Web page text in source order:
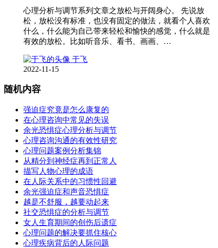
心理分析与调节系列文章之放松与开阔身心。 先说放
松，放松没有标准，也没有固定的做法，就看个人喜欢
什么，什么能为自己带来轻松和愉快的感觉，什么就是
有效的放松。比如听音乐、看书、画画、…
于飞
2022-11-15
随机内容
强迫症究竟是怎么康复的
在心理咨询中常见的失误
余光恐惧症心理分析与调节
心理咨询沟通的有效性研究
心理问题案例分析集锦
从精分到神经症再到正常人
描写人物心理的成语
在人际关系中的习惯性回避
余光强迫症和声音恐惧症
越是不舒服，越要动起来
社交恐惧症的分析与调节
女人生育期间的创伤后遗症
心理问题的解决要抓住核心
心理疾病背后的人际问题